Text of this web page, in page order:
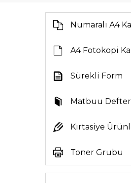
Numaralı A4
A4 Fotokopi
Sürekli Form
Kağıtları
Matbuu
Kırtasiye
Toner Grubu